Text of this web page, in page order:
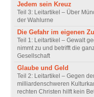
Jedem sein Kreuz
Teil 3: Leitartikel – Über
der Wahlurne
Die Gefahr im eigenen
Teil 1: Leitartikel – Gewalt
nimmt zu und betrifft die
Gesellschaft
Glaube und Geld
Teil 2: Leitartikel – Gegen
milliardenschweren
rechten Christen hilft kein